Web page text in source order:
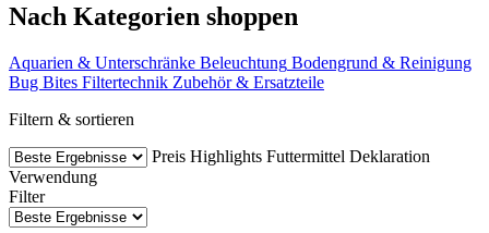
Nach Kategorien shoppen
Aquarien & Unterschränke Beleuchtung Bodengrund & Reinigung
Bug Bites Filtertechnik Zubehör & Ersatzteile
Filtern & sortieren
Preis Highlights Futtermittel Deklaration
Verwendung
Filter